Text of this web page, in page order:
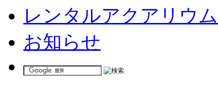
レンタルアクアリウム
お知らせ